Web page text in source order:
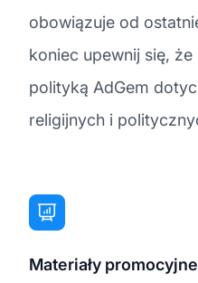
obowiązuje od
koniec upewnij się, że
polityką AdGem
religijnych i
Materiały promocyjne